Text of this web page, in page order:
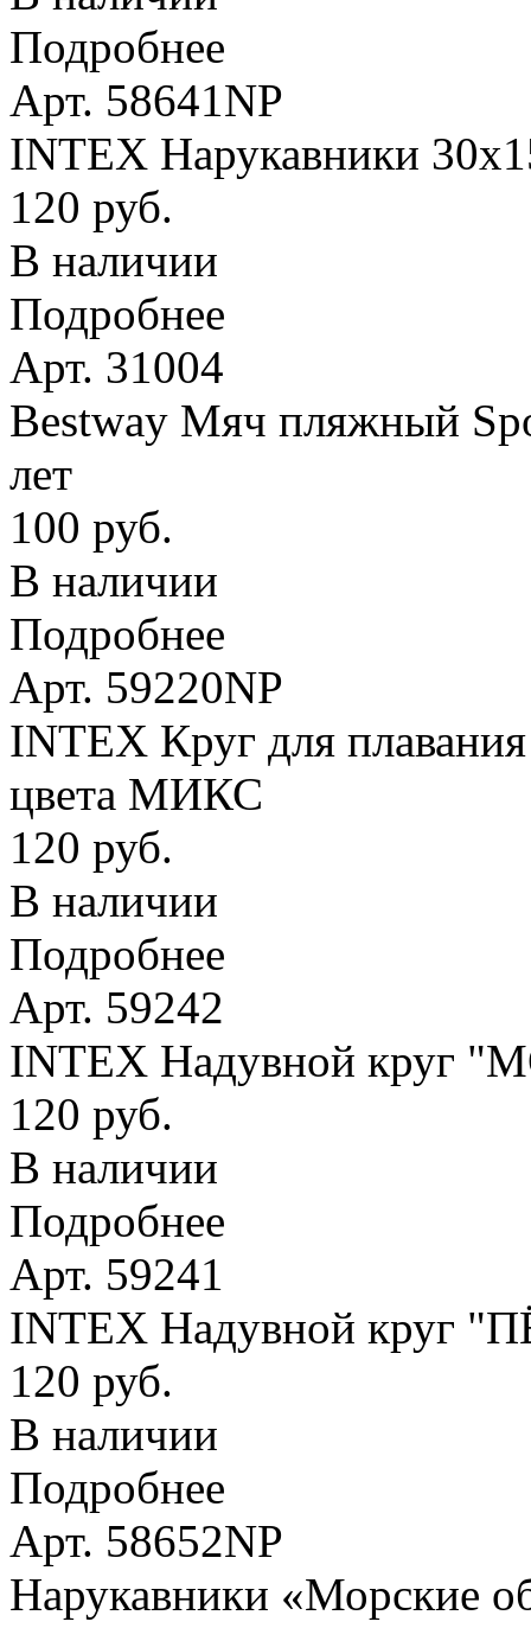
Подробнее
Арт. 58641NP
INTEX Нарукавники
120 руб.
В наличии
Подробнее
Арт. 31004
Bestway Мяч пляжный
лет
100 руб.
В наличии
Подробнее
Арт. 59220NP
INTEX Круг для
цвета МИКС
120 руб.
В наличии
Подробнее
Арт. 59242
INTEX Надувной круг
120 руб.
В наличии
Подробнее
Арт. 59241
INTEX Надувной круг
120 руб.
В наличии
Подробнее
Арт. 58652NP
Нарукавники «Морские